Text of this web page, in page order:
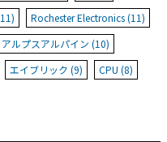
Rochester Electronics (11)
アルプスアルパイン (10)
エイブリック (9)
CPU (8)